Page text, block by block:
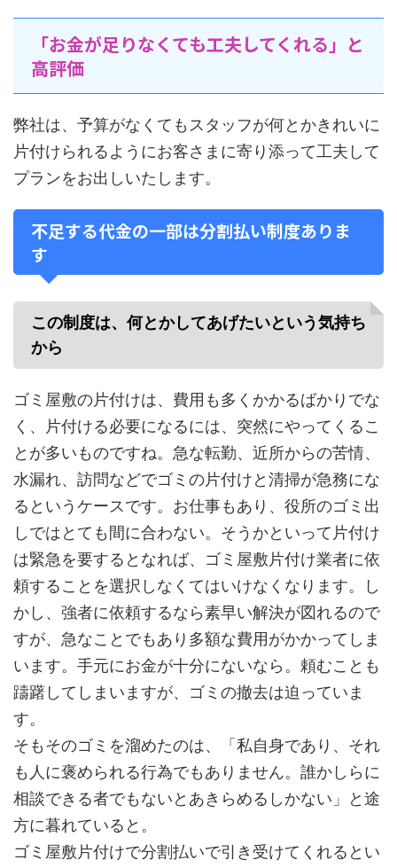
「お金が足りなくても工夫してくれる」と
高評価
弊社は、予算がなくてもスタッフが何とかきれいに
片付けられるようにお客さまに寄り添って工夫して
プランをお出しいたします。
不足する代金の一部は分割払い制度ありま
す
この制度は、何とかしてあげたいという気持ち
から
ゴミ屋敷の片付けは、費用も多くかかるばかりでな
く、片付ける必要になるには、突然にやってくるこ
とが多いものですね。急な転勤、近所からの苦情、
水漏れ、訪問などでゴミの片付けと清掃が急務にな
るというケースです。お仕事もあり、役所のゴミ出
しではとても間に合わない。そうかといって片付け
は緊急を要するとなれば、ゴミ屋敷片付け業者に依
頼することを選択しなくてはいけなくなります。し
かし、強者に依頼するなら素早い解決が図れるので
すが、急なことでもあり多額な費用がかかってしま
います。手元にお金が十分にないなら。頼むことも
躊躇してしまいますが、ゴミの撤去は迫っていま
す。
そもそのゴミを溜めたのは、「私自身であり、それ
も人に褒められる行為でもありません。誰かしらに
相談できる者でもないとあきらめるしかない」と途
方に暮れていると。
ゴミ屋敷片付けで分割払いで引き受けてくれるとい